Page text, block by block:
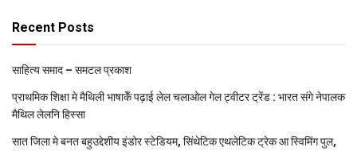
Recent Posts
साहित्य समाद – समटल प्रकाश
प्राथमिक शि‍क्षा मे मैथि‍ली भाषाकेँ पढ़ाई लेल चलाओल गेल ट्वीटर ट्रेंड : भारत संगे नेपालक
मैथिल लेलनि हिस्सा
सात जिला मे बनत बहुउद्देशीय इंडोर स्‍टेडि‍यम, सिंथेटिक एथलेटिक ट्रेक आ स्विमिंग पुल,